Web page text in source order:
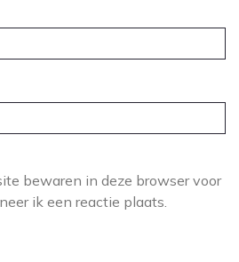
bewaren in deze browser voor
ik een reactie plaats.